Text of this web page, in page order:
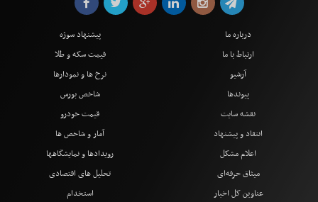
درباره ما
ارتباط با ما
آرشیو
پیوندها
نقشه سایت
انتقاد و پیشنهاد
اعلام مشکل
میثاق حرفه‌ای
پیشنهاد سوژه
قیمت سکه و طلا
نرخ ها و نمودارها
شاخص بورس
قیمت خودرو
آمار و شاخص ها
رویدادها و نمایشگاهها
تحلیل های اقتصادی
عناوین کل اخبار
استخدام